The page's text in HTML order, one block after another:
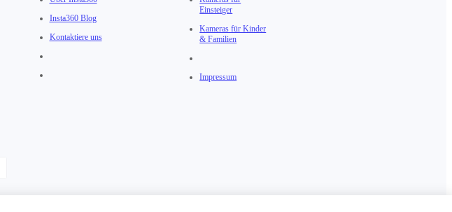
Insta360 Blog
Kontaktiere uns
Einsteiger
Kameras für Kinder
& Familien
Impressum